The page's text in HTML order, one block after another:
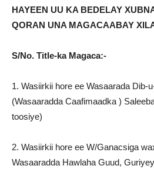
HAYEEN UU KA BEDELAY
QORAN UNA MAGACAABAY
S/No. Title-ka Magaca:-
1. Wasiirkii hore ee Wasaarada Dib-
(Wasaaradda Caafimaadka )
toosiye)
2. Wasiirkii hore ee W/Ganacsiga
Wasaaradda Hawlaha Guud,